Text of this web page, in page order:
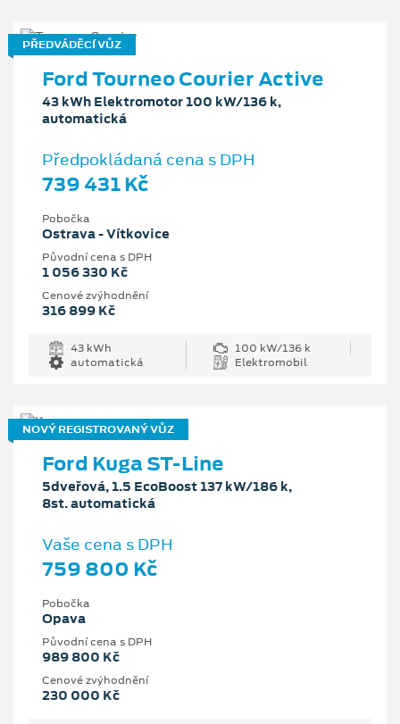
PŘEDVÁDĚCÍ VŮZ
Ford Tourneo Courier Active
43 kWh Elektromotor 100 kW/136 k,
automatická
Předpokládaná cena s DPH
739 431 Kč
Pobočka
Ostrava - Vítkovice
Původní cena s DPH
1 056 330 Kč
Cenové zvýhodnění
316 899 Kč
43 kWh
100 kW/136 k
automatická
Elektromobil
NOVÝ REGISTROVANÝ VŮZ
Ford Kuga ST-Line
5dveřová, 1.5 EcoBoost 137 kW/186 k,
8st. automatická
Vaše cena s DPH
759 800 Kč
Pobočka
Opava
Původní cena s DPH
989 800 Kč
Cenové zvýhodnění
230 000 Kč